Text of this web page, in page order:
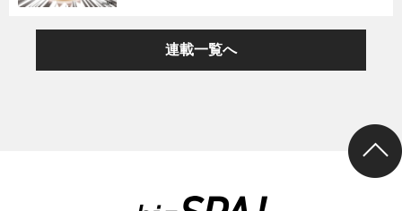
連載一覧へ